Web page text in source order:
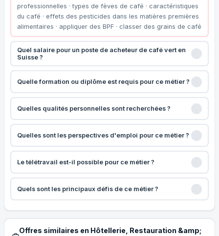
professionnelles · types de fèves de café · caractéristiques
du café · effets des pesticides dans les matières premières
alimentaires · appliquer des BPF · classer des grains de café
Quel salaire pour un poste de acheteur de café vert en
Suisse ?
Quelle formation ou diplôme est requis pour ce métier ?
Quelles qualités personnelles sont recherchées ?
Quelles sont les perspectives d'emploi pour ce métier ?
Le télétravail est-il possible pour ce métier ?
Quels sont les principaux défis de ce métier ?
Offres similaires en Hôtellerie, Restauration &amp;